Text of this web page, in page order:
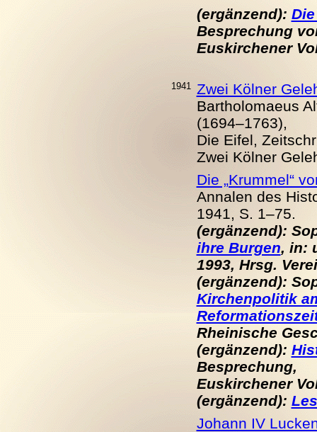
(ergänzend):
Besprechung
Euskirchener
1941 Zwei Kölner
Bartholomaeus
(1694–1763),
Die Eifel,
Zwei Kölner
Die „Krummel“
Annalen des
1941, S. 1–75.
(ergänzend):
ihre Burgen, in:
1993, Hrsg.
(ergänzend):
Kirchenpolitik
Rheinische
(ergänzend):
Besprechung,
Euskirchener
(ergänzend):
Johann IV